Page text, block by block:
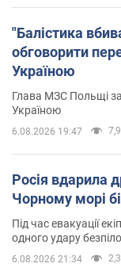
"Балістика
обговорити
Україною
Глава МЗС Польщі
Україною
6.08.2026 19:47 7,9
Росія вдарила
Чорному морі
Під час евакуації
одного удару
6.08.2026 21:34 2,3